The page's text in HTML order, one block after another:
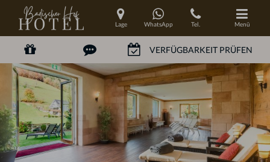
Lage WhatsApp Tel. Menü
Codes einlösen
Hier können Sie Ihre Aktionscodes
oder Gutscheine einlösen.
Aktuell akzeptieren wir folgende
Codes:
Bonuscode
Gutscheine